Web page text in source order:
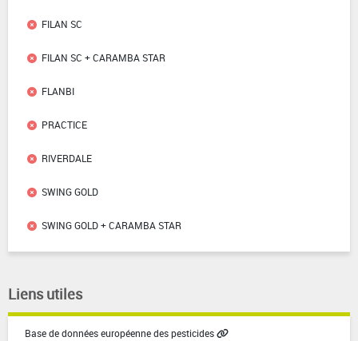
FILAN SC
FILAN SC + CARAMBA STAR
FLANBI
PRACTICE
RIVERDALE
SWING GOLD
SWING GOLD + CARAMBA STAR
Liens utiles
Base de données européenne des pesticides